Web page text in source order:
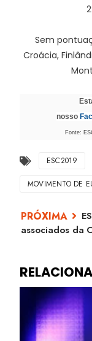
Sem
Croácia,
nosso
Fonte:
ESC2019
MOVIMENTO DE
associados da